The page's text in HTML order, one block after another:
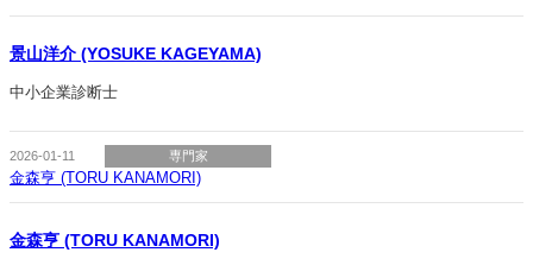
景山洋介 (YOSUKE KAGEYAMA)
中小企業診断士
2026-01-11 専門家
金森亨 (TORU KANAMORI)
金森亨 (TORU KANAMORI)